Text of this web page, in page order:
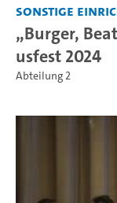
Sonstige
„Burger,
usfest 2024
Abteilung 2